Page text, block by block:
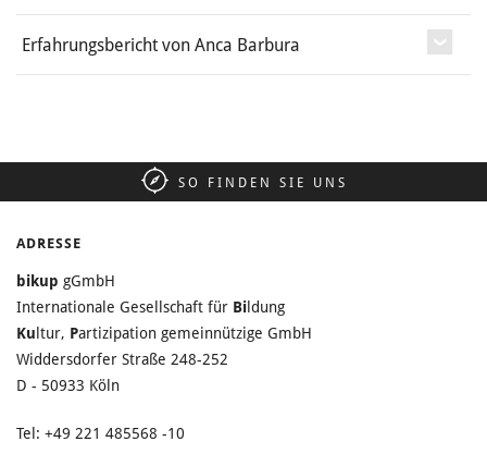
Erfahrungsbericht von Anca Barbura
SO FINDEN SIE UNS
ADRESSE
bikup gGmbH
Internationale Gesellschaft für Bildung
Kultur, Partizipation gemeinnützige GmbH
Widdersdorfer Straße 248-252
D - 50933 Köln
Tel: +49 221 485568 -10